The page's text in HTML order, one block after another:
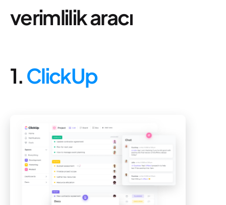
verimlilik aracı
1.ClickUp